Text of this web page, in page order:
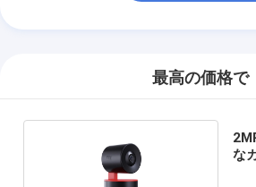
最高の価格で
な